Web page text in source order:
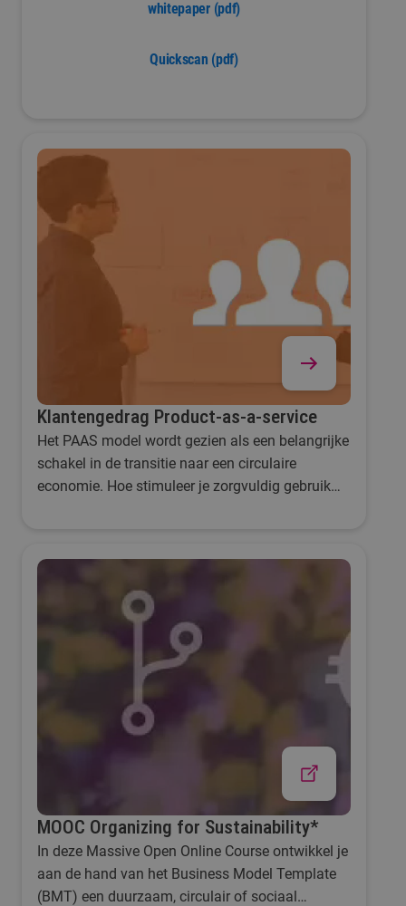
whitepaper (pdf)
Quickscan (pdf)
Klantengedrag Product-as-a-service
Het PAAS model wordt gezien als een belangrijke
schakel in de transitie naar een circulaire
economie. Hoe stimuleer je zorgvuldig gebruik
MOOC Organizing for Sustainability*
In deze Massive Open Online Course ontwikkel je
aan de hand van het Business Model Template
(BMT) een duurzaam, circulair of sociaal